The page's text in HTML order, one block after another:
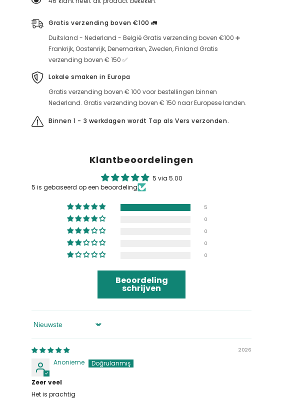
200
için
miktarı
200
miktarı
Gratis verzending boven €100 🚛
Duitsland - Nederland - België Gratis verzending boven €100 ➕
Frankrijk, Oostenrijk, Denemarken, Zweden, Finland Gratis
verzending boven € 150 ✅
Lokale smaken in Europa
Gratis verzending boven € 100 voor bestellingen binnen
Nederland. Gratis verzending boven € 150 naar Europese landen.
Binnen 1 - 3 werkdagen wordt Tap als Vers verzonden.
Klantbeoordelingen
5 via 5.00
5 is gebaseerd op een beoordeling
5
0
0
0
0
Beoordeling
schrijven
Sorteren Op
2026
Anonieme
Zeer veel
Het is prachtig